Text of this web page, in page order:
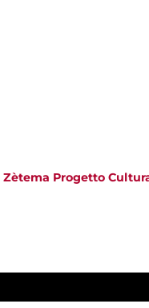
Zètema Progetto